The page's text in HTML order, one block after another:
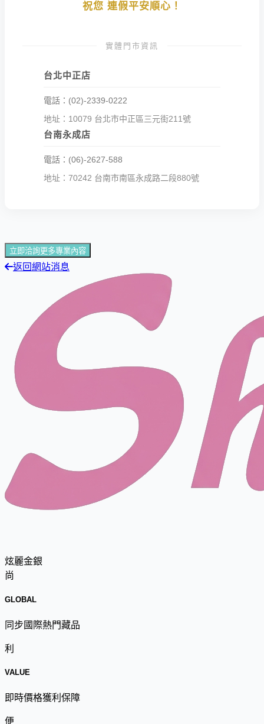
祝您 連假平安順心！
實體門市資訊
台北中正店
電話：(02)-2339-0222
地址：10079 台北市中正區三元街211號
台南永成店
電話：(06)-2627-588
地址：70242 台南市南區永成路二段880號
立即洽詢更多專業內容
返回網站消息
炫麗金銀
尚
GLOBAL
同步國際熱門藏品
利
VALUE
即時價格獲利保障
便